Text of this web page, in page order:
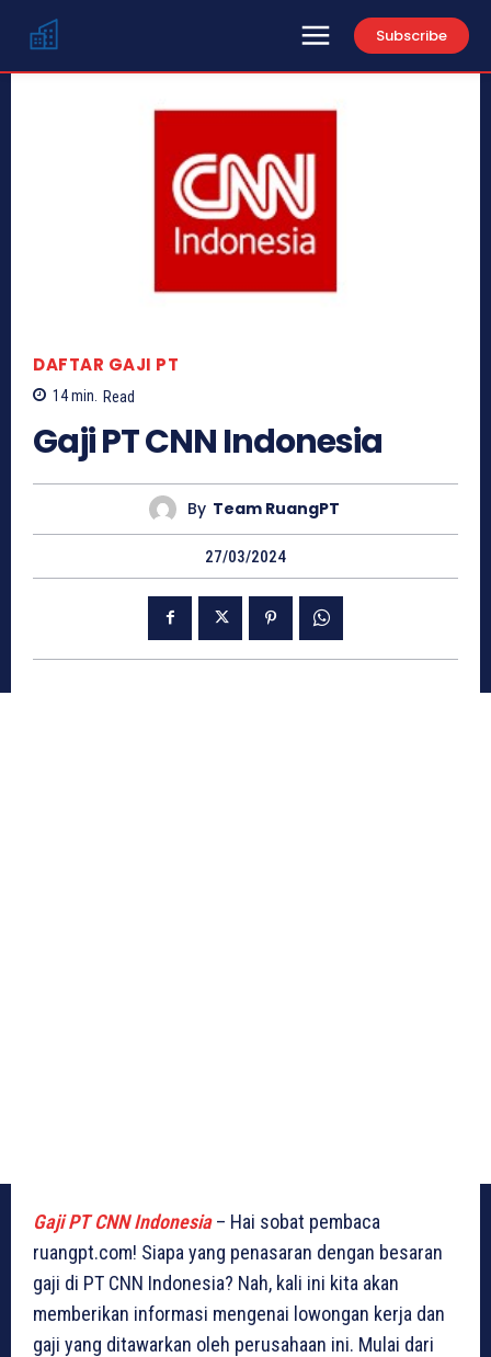
Subscribe
DAFTAR GAJI PT
14min. Read
Gaji PT CNN Indonesia
By Team RuangPT
27/03/2024
Gaji PT CNN Indonesia– Hai sobat pembaca
ruangpt.com! Siapa yang penasaran dengan besaran
gaji di PT CNN Indonesia? Nah, kali ini kita akan
memberikan informasi mengenai lowongan kerja dan
gaji yang ditawarkan oleh perusahaan ini. Mulai dari